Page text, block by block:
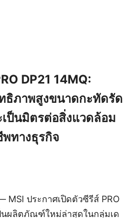
DP21 14MQ:
ธิภาพสูงขนาดกะทัดรัด
เป็นมิตรต่อสิ่งแวดล้อม
ทางธุรกิจ
MSI ประกาศเปิดตัวซีรีส์ PRO
นผลิตภัณฑ์ใหม่ล่าสุดในกลุ่มเด